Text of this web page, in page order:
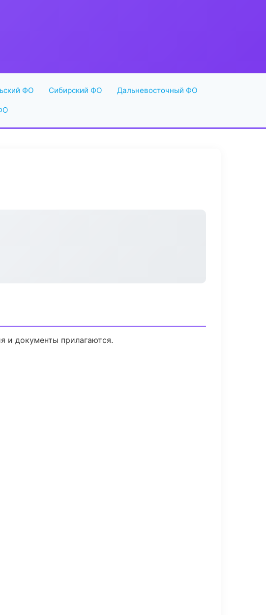
ФО Сибирский ФО Дальневосточный ФО
и документы прилагаются.